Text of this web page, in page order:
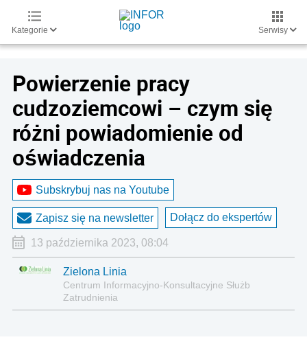
Kategorie Serwisy
Powierzenie pracy
cudzoziemcowi – czym się
różni powiadomienie od
oświadczenia
Subskrybuj nas na Youtube
Zapisz się na newsletter Dołącz do ekspertów
13 października 2023, 08:04
Zielona Linia
Centrum Informacyjno-Konsultacyjne Służb
Zatrudnienia